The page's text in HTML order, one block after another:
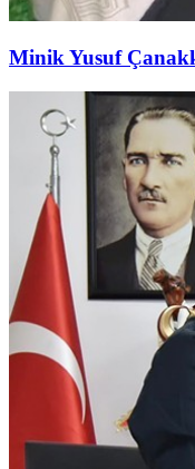
Minik Yusuf